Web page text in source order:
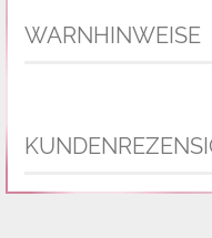
WARNHINWEISE